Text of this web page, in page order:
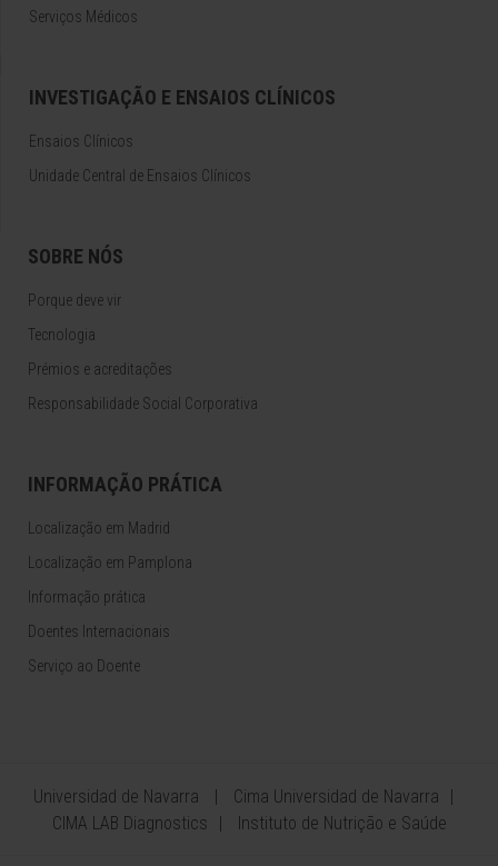
Serviços Médicos
INVESTIGAÇÃO E ENSAIOS CLÍNICOS
Ensaios Clínicos
Unidade Central de Ensaios Clínicos
SOBRE NÓS
Porque deve vir
Tecnologia
Prémios e acreditações
Responsabilidade Social Corporativa
INFORMAÇÃO PRÁTICA
Localização em Madrid
Localização em Pamplona
Informação prática
Doentes Internacionais
Serviço ao Doente
Universidad de Navarra
Cima Universidad de Navarra
CIMA LAB Diagnostics
Instituto de Nutrição e Saúde